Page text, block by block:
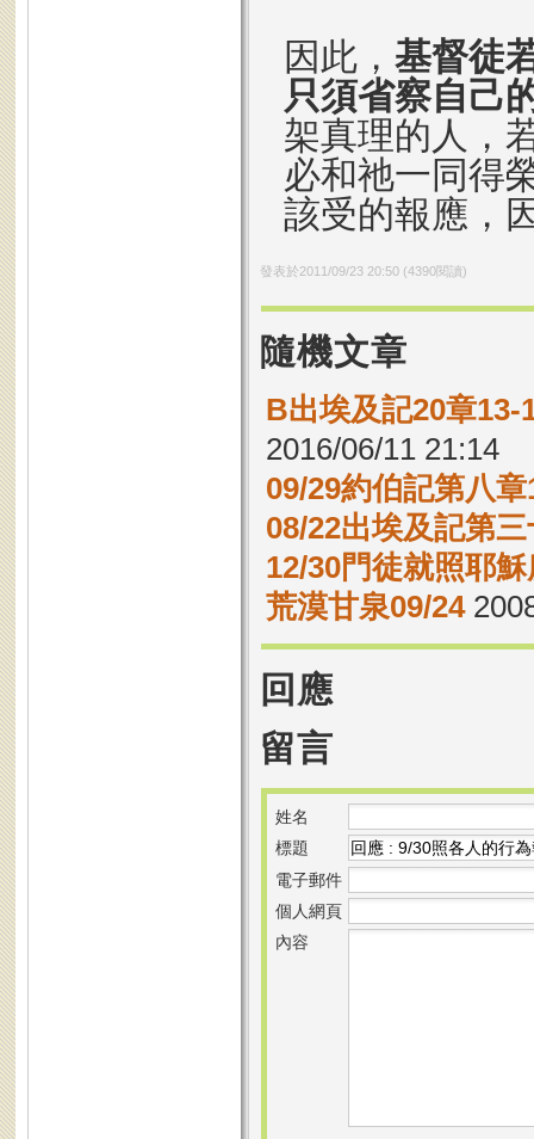
因此，基督徒
只須省察自己
架真理的人，
必和祂一同得
該受的報應，
發表於2011/09/23 20:50 (4390閱讀)
隨機文章
B出埃及記20章
2016/06/11 21:14
09/29約伯記第八
08/22出埃及記第
12/30門徒就照耶
荒漠甘泉09/24
回應
留言
姓名
標題
電子郵件
個人網頁
內容